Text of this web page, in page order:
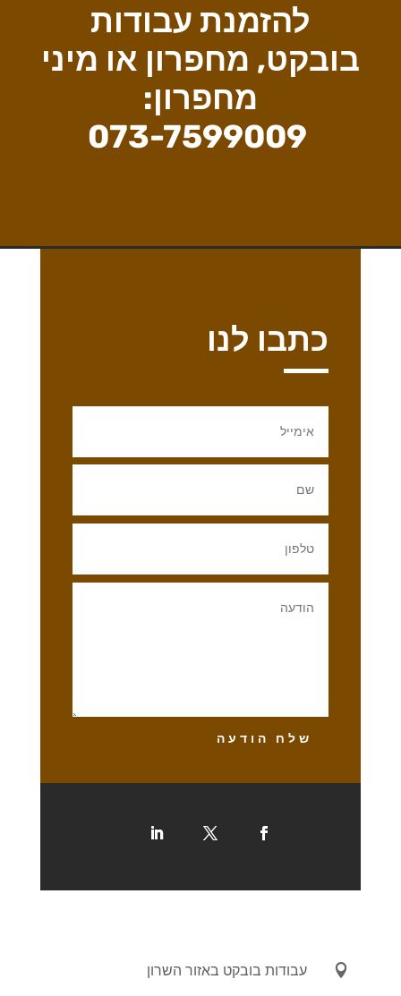
להזמנת עבודות
בובקט, מחפרון או מיני
מחפרון:
073-7599009
כתבו לנו
שלח הודעה
 עבודות בובקט באזור השרון